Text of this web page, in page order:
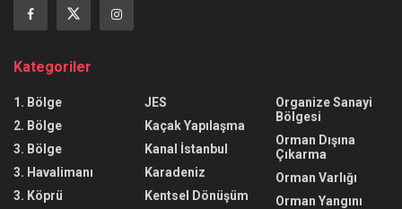
Kategoriler
1. Bölge
2. Bölge
3. Bölge
3. Havalimanı
3. Köprü
JES
Kaçak Yapılaşma
Kanal İstanbul
Karadeniz
Kentsel Dönüşüm
Organize Sanayi
Bölgesi
Orman Dışına
Çıkarma
Orman Varlığı
Orman Yangını